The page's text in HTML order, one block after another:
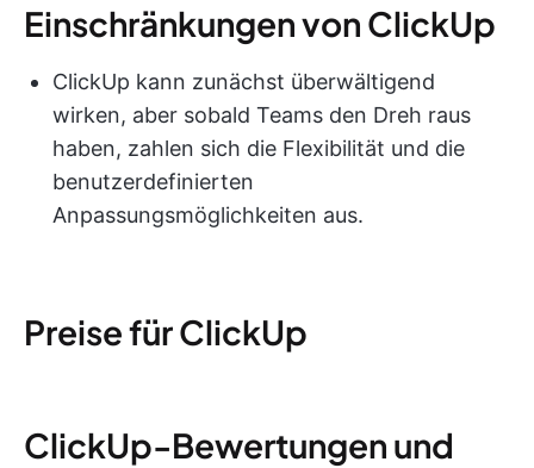
Einschränkungen von ClickUp
ClickUp kann zunächst überwältigend
wirken, aber sobald Teams den Dreh raus
haben, zahlen sich die Flexibilität und die
benutzerdefinierten
Anpassungsmöglichkeiten aus.
Preise für ClickUp
ClickUp-Bewertungen und